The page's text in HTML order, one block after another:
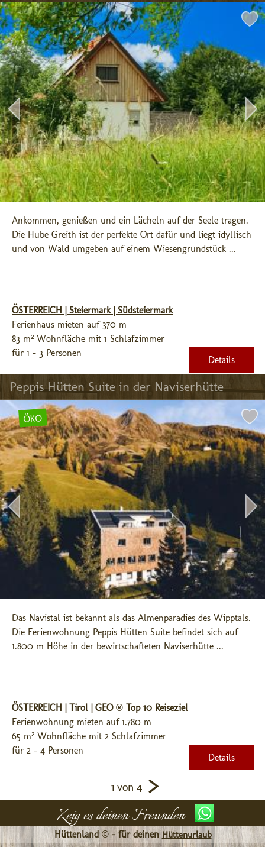
Ankommen, genießen und ein Lächeln auf der Seele tragen.
Die Hube Greith ist der perfekte Ort dafür und liegt idyllisch
und von Wald umgeben auf einem Wiesengrundstück ...
ÖSTERREICH | Steiermark | Südsteiermark
Ferienhaus mieten auf 370 m
83 m² Wohnfläche mit 1 Schlafzimmer
für 1 - 3 Personen
Details
Peppis Hütten Suite in der Naviserhütte
ÖKO
Das Navistal ist bekannt als das Almenparadies des Wipptals.
Die Ferienwohnung Peppis Hütten Suite befindet sich auf
1.800 m Höhe in der bewirtschafteten Naviserhütte ...
ÖSTERREICH | Tirol | GEO ® Top 10 Reiseziel
Ferienwohnung mieten auf 1.780 m
65 m² Wohnfläche mit 2 Schlafzimmer
für 2 - 4 Personen
Details
1 von 4 >
Zeig es deinen Freunden
Hüttenland © - für deinen Hüttenurlaub